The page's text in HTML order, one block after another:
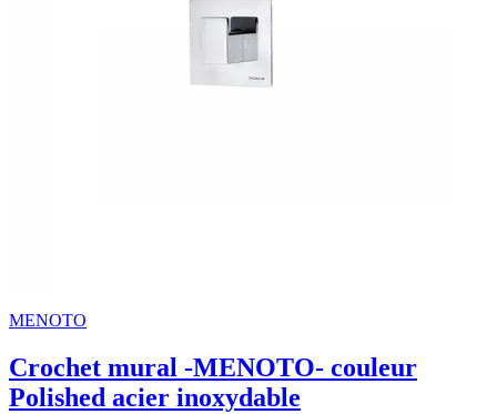
MENOTO
Crochet mural -MENOTO- couleur
Polished acier inoxydable